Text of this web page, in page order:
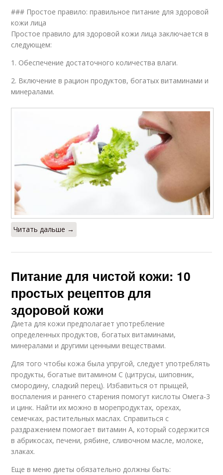
### Простое правило: правильное питание для здоровой
кожи лица
Простое правило для здоровой кожи лица заключается в
следующем:
1. Обеспечение достаточного количества влаги.
2. Включение в рацион продуктов, богатых витаминами и
минералами.
Читать дальше →
Питание для чистой кожи: 10
простых рецептов для
здоровой кожи
Диета для кожи предполагает употребление
определенных продуктов, богатых витаминами,
минералами и другими ценными веществами.
Для того чтобы кожа была упругой, следует употреблять
продукты, богатые витамином С (цитрусы, шиповник,
смородину, сладкий перец). Избавиться от прыщей,
воспаления и раннего старения помогут кислоты Омега-3
и цинк. Найти их можно в морепродуктах, орехах,
семечках, растительных маслах. Справиться с
раздражением помогает витамин А, который содержится
в абрикосах, печени, рябине, сливочном масле, молоке,
злаках.
Еще в меню диеты обязательно должны быть: